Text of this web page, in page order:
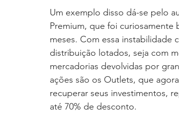
Um exemplo disso dá-se pelo
Premium, que foi
meses. Com essa instabilidade
distribuição lotados, seja com
mercadorias devolvidas por
ações são os Outlets, que
recuperar seus investimentos,
até 70% de desconto.